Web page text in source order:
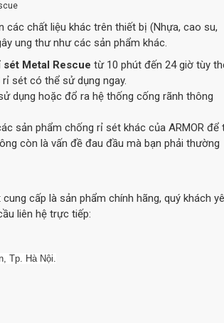
các chất liệu khác trên thiết bị (Nhựa, cao su,
ung thư như các sản phẩm khác.
sét Metal Rescue từ 10 phút đến 24 giờ tùy
sét có thể sử dụng ngay.
dụng hoặc đổ ra hệ thống cống rãnh thông
sản phẩm chống rỉ sét khác của ARMOR để
còn là vấn đề đau đầu mà bạn phải thường
cấp là sản phẩm chính hãng, quý khách
liên hệ trực tiếp:
Tp. Hà Nội.